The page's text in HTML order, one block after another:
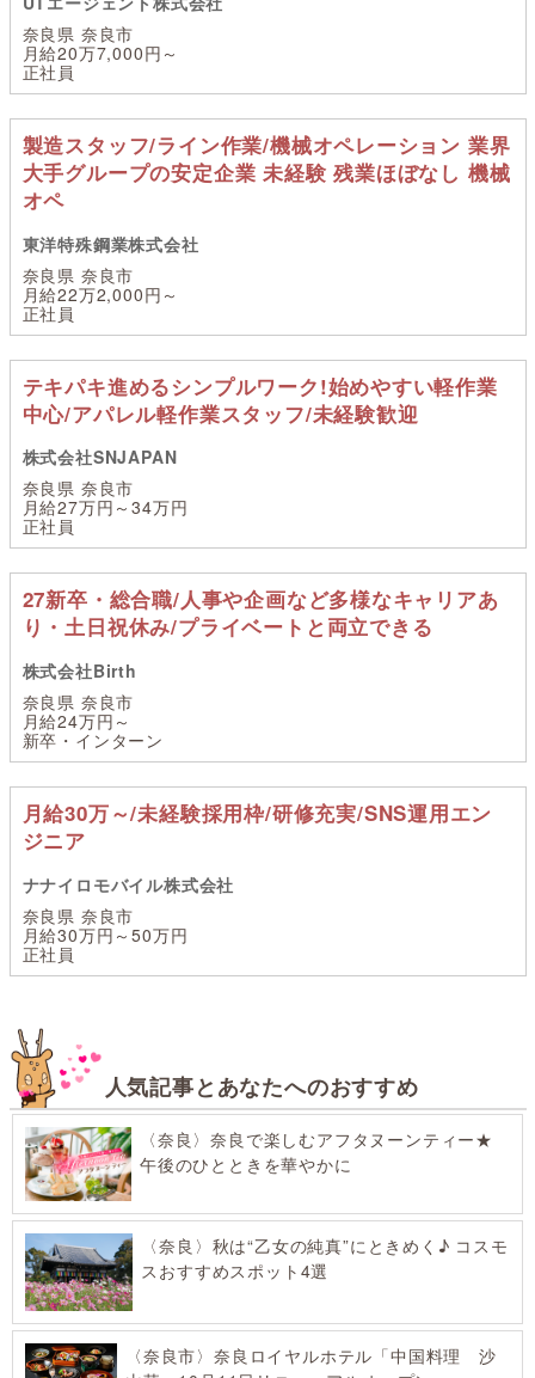
奈良県 奈良市
月給20万7,000円～
正社員
製造スタッフ/ライン作業/機械オペレーション 業界
大手グループの安定企業 未経験 残業ほぼなし 機械
オペ
東洋特殊鋼業株式会社
奈良県 奈良市
月給22万2,000円～
正社員
テキパキ進めるシンプルワーク!始めやすい軽作業
中心/アパレル軽作業スタッフ/未経験歓迎
株式会社SNJAPAN
奈良県 奈良市
月給27万円～34万円
正社員
27新卒・総合職/人事や企画など多様なキャリアあ
り・土日祝休み/プライベートと両立できる
株式会社Birth
奈良県 奈良市
月給24万円～
新卒・インターン
月給30万～/未経験採用枠/研修充実/SNS運用エン
ジニア
ナナイロモバイル株式会社
奈良県 奈良市
月給30万円～50万円
正社員
人気記事とあなたへのおすすめ
〈奈良〉奈良で楽しむアフタヌーンティー★
午後のひとときを華やかに
〈奈良〉秋は“乙女の純真”にときめく♪ コスモ
スおすすめスポット4選
〈奈良市〉奈良ロイヤルホテル「中国料理 沙